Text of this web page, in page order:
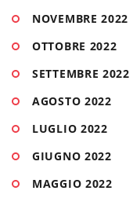
NOVEMBRE 2022
OTTOBRE 2022
SETTEMBRE 2022
AGOSTO 2022
LUGLIO 2022
GIUGNO 2022
MAGGIO 2022